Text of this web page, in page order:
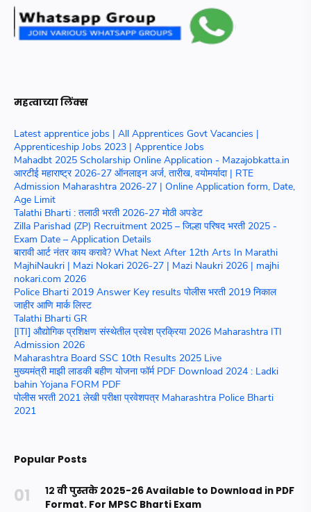
महत्वाच्या लिंक्स
Latest apprentice jobs | All Apprentices Govt Vacancies |
Apprenticeship Jobs 2023 | Apprentice Jobs
Mahadbt 2025 Scholarship Online Application - Mazajobkatta.in
आरटीई महाराष्ट्र 2026-27 ऑनलाइन अर्ज, तारीख, वयोमर्यादा | RTE
Admission Maharashtra 2026-27 | Online Application form, Date,
Age Limit
Talathi Bharti : तलाठी भरती 2026-27 मोठी अपडेट
Zilla Parishad (ZP) Recruitment 2025 – जिल्हा परिषद भरती 2025 -
Exam Date – Application Details
बारावी आर्ट नंतर काय करावे? What Next After 12th Arts In Marathi
MajhiNaukri | Mazi Nokari 2026-27 | Mazi Naukri 2026 | majhi
nokari.com 2026
Police Bharti 2019 Answer Key results पोलीस भरती 2019 निकाल
जाहीर आणि मार्क लिस्ट
Talathi Bharti GR
[ITI] औद्योगिक प्रशिक्षण संस्थेतील प्रवेश प्रक्रिया 2026 Maharashtra ITI
Admission 2026
Maharashtra Board SSC 10th Results 2025 Live
मुख्यमंत्री माझी लाडकी बहीण योजना फॉर्म PDF Download 2024 : Ladki
bahin Yojana FORM PDF
पोलीस भरती 2021 लेखी परीक्षा प्रवेशपत्र Maharashtra Police Bharti
2021
Popular Posts
१२ वी पुस्तके 2025-26 Available to Download in PDF
Format. For MPSC Bharti Exam